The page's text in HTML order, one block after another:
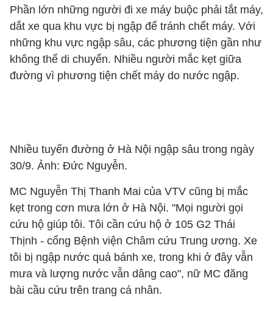
Phần lớn những người đi xe máy buộc phải tắt máy,
dắt xe qua khu vực bị ngập để tránh chết máy. Với
những khu vực ngập sâu, các phương tiện gần như
không thể di chuyển. Nhiều người mắc kẹt giữa
đường vì phương tiện chết máy do nước ngập.
Nhiều tuyến đường ở Hà Nội ngập sâu trong ngày
30/9. Ảnh: Đức Nguyễn.
MC Nguyễn Thị Thanh Mai của VTV cũng bị mắc
kẹt trong cơn mưa lớn ở Hà Nội. "Mọi người gọi
cứu hộ giúp tôi. Tôi cần cứu hộ ở 105 G2 Thái
Thịnh - cổng Bệnh viện Châm cứu Trung ương. Xe
tôi bị ngập nước quá bánh xe, trong khi ở đây vẫn
mưa và lượng nước vẫn dâng cao", nữ MC đăng
bài cầu cứu trên trang cá nhân.